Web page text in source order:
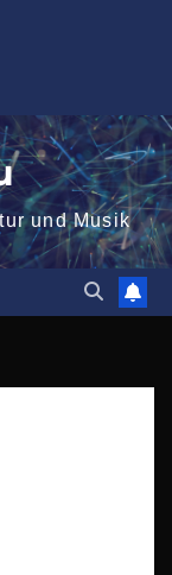
und Musik